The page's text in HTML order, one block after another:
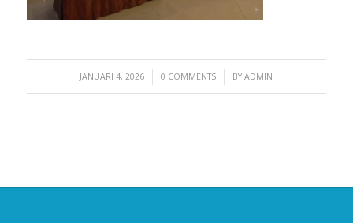
JANUARI 4, 2026
/ 0 COMMENTS
/ BYADMIN